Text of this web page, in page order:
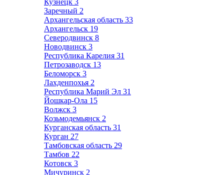
Кузнецк 3
Заречный 2
Архангельская область 33
Архангельск 19
Северодвинск 8
Новодвинск 3
Республика Карелия 31
Петрозаводск 13
Беломорск 3
Лахденпохья 2
Республика Марий Эл 31
Йошкар-Ола 15
Волжск 3
Козьмодемьянск 2
Курганская область 31
Курган 27
Тамбовская область 29
Тамбов 22
Котовск 3
Мичуринск 2